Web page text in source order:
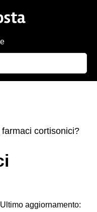
farmaci cortisonici?
aggiornamento: